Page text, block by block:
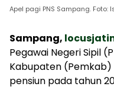
Apel pagi PNS Sampang. Foto:
Sampang,
Pegawai Negeri Sipil
Kabupaten (Pemkab)
pensiun pada tahun